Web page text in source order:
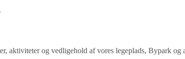
aktiviteter og vedligehold af vores legeplads, Bypark